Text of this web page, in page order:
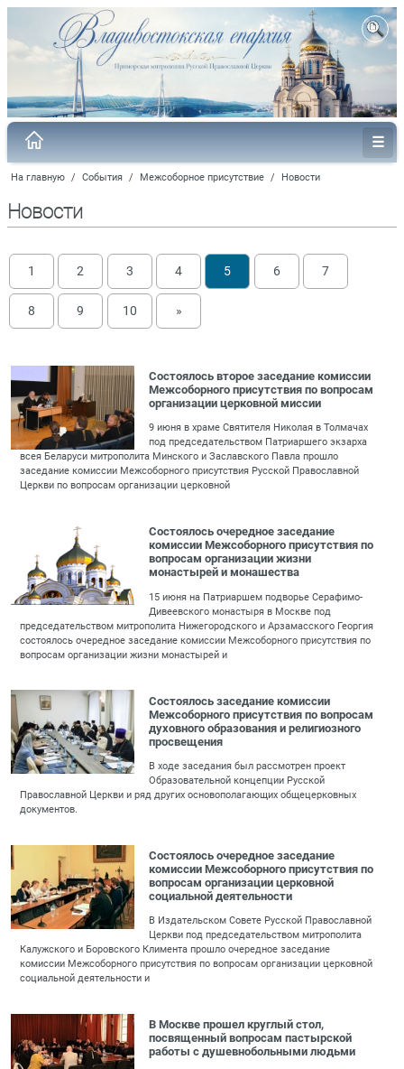
На главную / События / Межсоборное присутствие / Новости
Новости
1 2 3 4 5 6 7
8 9 10 »
Состоялось второе заседание комиссии
Межсоборного присутствия по вопросам
организации церковной миссии
9 июня в храме Святителя Николая в Толмачах
под председательством Патриаршего экзарха
всея Беларуси митрополита Минского и Заславского Павла прошло
заседание комиссии Межсоборного присутствия Русской Православной
Церкви по вопросам организации церковной
Состоялось очередное заседание
комиссии Межсоборного присутствия по
вопросам организации жизни
монастырей и монашества
15 июня на Патриаршем подворье Серафимо-
Дивеевского монастыря в Москве под
председательством митрополита Нижегородского и Арзамасского Георгия
состоялось очередное заседание комиссии Межсоборного присутствия по
вопросам организации жизни монастырей и
Состоялось заседание комиссии
Межсоборного присутствия по вопросам
духовного образования и религиозного
просвещения
В ходе заседания был рассмотрен проект
Образовательной концепции Русской
Православной Церкви и ряд других основополагающих общецерковных
документов.
Состоялось очередное заседание
комиссии Межсоборного присутствия по
вопросам организации церковной
социальной деятельности
В Издательском Совете Русской Православной
Церкви под председательством митрополита
Калужского и Боровского Климента прошло очередное заседание
комиссии Межсоборного присутствия по вопросам организации церковной
социальной деятельности и
В Москве прошел круглый стол,
посвященный вопросам пастырской
работы с душевнобольными людьми